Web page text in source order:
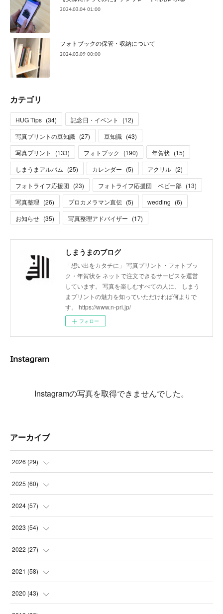
2024.03.04 01:00
フォトブックの保管・収納について
2024.03.09 00:00
カテゴリ
HUG Tips (34) 記念日・イベント (12)
写真プリントの豆知識 (27) 豆知識 (43)
写真プリント
(133) フォトブック (190) 年賀状 (15)
しまうまアルバム (25) カレンダー (5) アクリル (2)
フォトライフ応援団 (23) フォトライフ応援団 ベビー部 (13)
写真整理 (26) プロカメラマン直伝 (5) wedding (6)
お知らせ (35) 写真整理アドバイザー (17)
しまうまのブログ
「想い出をカタチに」 写真プリント・フォトブッ
ク・年賀状を ネットで注文できるサービスを運営
しています。 写真を楽しむすべての人に、 しまう
まプリントの魅力を知っていただければ何よりで
す。 https://www.n-pri.jp/
フォロー
Instagram
Instagramの写真を取得できませんでした。
アーカイブ
2026 (29)
(5
(3
(7
(6
2025 (60)
(3
(3
(3
(2
2024 (57)
(4
(5
(2
(6
2023 (54)
(6
(8
(9
(6
2022 (27)
(1
(3
(3
2021 (58)
(1
2020 (43)